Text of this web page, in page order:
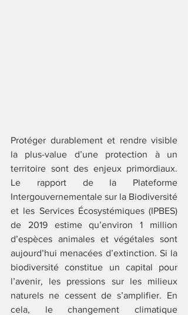
Protéger durablement et rendre visible
la plus-value d’une protection à un
territoire sont des enjeux primordiaux.
Le rapport de la Plateforme
Intergouvernementale sur la Biodiversité
et les Services Écosystémiques (IPBES)
de 2019 estime qu’environ 1 million
d’espèces animales et végétales sont
aujourd’hui menacées d’extinction. Si la
biodiversité constitue un capital pour
l’avenir, les pressions sur les milieux
naturels ne cessent de s’amplifier. En
cela, le changement climatique